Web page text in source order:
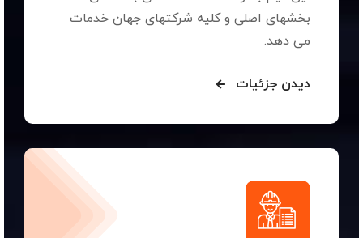
بخشهای اصلی و کلیه شرکتهای جهان خدمات
می دهد.
دیدن جزئیات